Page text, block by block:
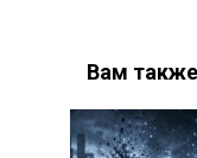
Вам